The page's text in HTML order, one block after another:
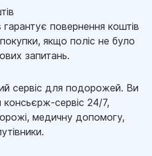
повернення коштів
якщо поліс не було
запитань.
сервіс для подорожей. Ви
сервіс 24/7,
медичну допомогу,